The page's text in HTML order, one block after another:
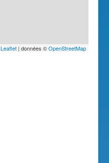
Leaflet| données ©OpenStreetMap